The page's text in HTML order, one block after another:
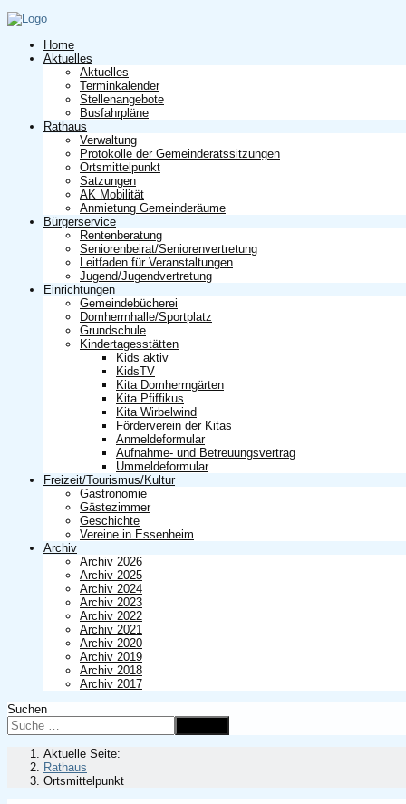
Home
Aktuelles
Aktuelles
Terminkalender
Stellenangebote
Busfahrpläne
Rathaus
Verwaltung
Protokolle der Gemeinderatssitzungen
Ortsmittelpunkt
Satzungen
AK Mobilität
Anmietung Gemeinderäume
Bürgerservice
Rentenberatung
Seniorenbeirat/Seniorenvertretung
Leitfaden für Veranstaltungen
Jugend/Jugendvertretung
Einrichtungen
Gemeindebücherei
Domherrnhalle/Sportplatz
Grundschule
Kindertagesstätten
Kids aktiv
KidsTV
Kita Domherrngärten
Kita Pfiffikus
Kita Wirbelwind
Förderverein der Kitas
Anmeldeformular
Aufnahme- und Betreuungsvertrag
Ummeldeformular
Freizeit/Tourismus/Kultur
Gastronomie
Gästezimmer
Geschichte
Vereine in Essenheim
Archiv
Archiv 2026
Archiv 2025
Archiv 2024
Archiv 2023
Archiv 2022
Archiv 2021
Archiv 2020
Archiv 2019
Archiv 2018
Archiv 2017
Suchen
Aktuelle Seite:
Rathaus
Ortsmittelpunkt